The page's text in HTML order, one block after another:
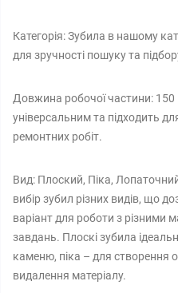
Категорія: Зубила в нашому
для зручності пошуку та
Довжина робочої частини: 150
універсальним та підходить
ремонтних робіт.
Вид: Плоский, Піка,
вибір зубил різних видів, що
варіант для роботи з різними
завдань. Плоскі зубила
каменю, піка – для створення
видалення матеріалу.